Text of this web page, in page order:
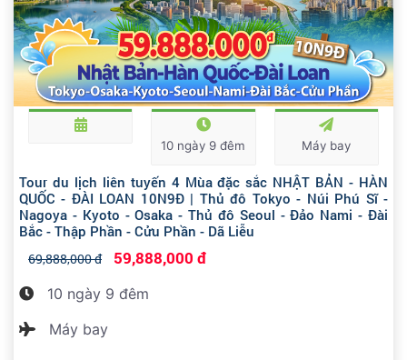
10 ngày 9 đêm Máy bay
Tour du lịch liên tuyến 4 Mùa đặc sắc NHẬT BẢN - HÀN
QUỐC - ĐÀI LOAN 10N9Đ | Thủ đô Tokyo - Núi Phú Sĩ -
Nagoya - Kyoto - Osaka - Thủ đô Seoul - Đảo Nami - Đài
Bắc - Thập Phần - Cửu Phần - Dã Liễu
69,888,000 đ 59,888,000 đ
10 ngày 9 đêm
Máy bay